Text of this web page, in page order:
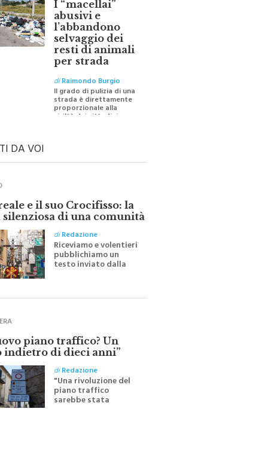
I “macellai”
abusivi e
l’abbandono
selvaggio dei
resti di animali
per strada
diRaimondo Burgio
Il grado di pulizia di una
strada è direttamente
proporzionale alla
DA VOI
e il suo Crocifisso: la
silenziosa di una comunità
diRedazione
Riceviamo e volentieri
pubblichiamo un
testo inviato dalla
all'indomani della
piano traffico? Un
indietro di dieci anni”
diRedazione
"Una rivoluzione del
piano traffico
sarebbe stata